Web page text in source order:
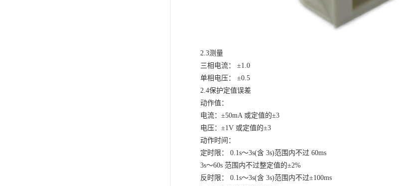
2.3测量
三相电流：
±1.0
单相电压：
±0.5
2.4保护定值误差
动作值：
电流： ±50mA 或定值的±3
电压： ±1V 或定值的±3
动作时间：
定时限：
0.1s～3s(含 3s)范围内不过 60ms
3s～60s 范围内不过整定值的±2%
反时限：
0.1s～3s(含 3s)范围内不过±100ms